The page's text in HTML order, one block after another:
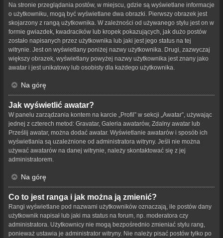
Na stronie przeglądania postów, w miejscu, gdzie są wyświetlane informacje
o użytkowniku, mogą być wyświetlane dwa obrazki. Pierwszy obrazek jest
skojarzony z rangą użytkownika. W zależności od używanego stylu jest on w
formie gwiazdek, kwadracików lub kropek pokazujących, jak dużo postów
zostało napisanych przez użytkownika lub jaki jest jego status na tej
witrynie. Jest on wyświetlany poniżej nazwy użytkownika. Drugi, zazwyczaj
większy obrazek, wyświetlany powyżej nazwy użytkownika jest znany jako
awatar i jest unikatowy lub osobisty dla każdego użytkownika.
Na górę
Jak wyświetlić awatar?
W panelu zarządzania kontem na karcie „Profil” w sekcji „Awatar”, używając
jednej z czterech metod: Gravatar, Galeria awatarów, Zdalny awatar lub
Prześlij awatar, można dodać awatar. Wyświetlanie awatarów i sposób ich
wyświetlania są uzależnione od administratora witryny. Jeśli nie można
używać awatarów na danej witrynie, należy skontaktować się z jej
administratorem.
Na górę
Co to jest ranga i jak można ją zmienić?
Rangi wyświetlane pod nazwami użytkowników oznaczają, ile postów dany
użytkownik napisał lub jaki ma status na forum, np. moderatora czy
administratora. Użytkownicy nie mogą bezpośrednio zmieniać stylu rang,
ponieważ ustawia je administrator witryny. Nie należy pisać postów tylko po